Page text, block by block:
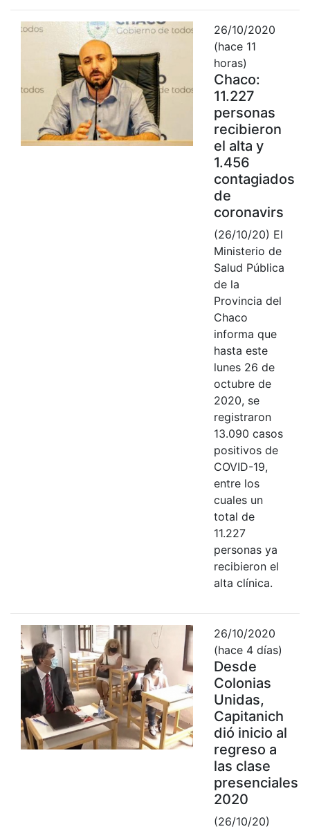
26/10/2020
(hace 11
horas)
Chaco:
11.227
personas
recibieron
el alta y
1.456
contagiados
de
coronavirs
(26/10/20) El
Ministerio de
Salud Pública
de la
Provincia del
Chaco
informa que
hasta este
lunes 26 de
octubre de
2020, se
registraron
13.090 casos
positivos de
COVID-19,
entre los
cuales un
total de
11.227
personas ya
recibieron el
alta clínica.
26/10/2020
(hace 4 días)
Desde
Colonias
Unidas,
Capitanich
dió inicio al
regreso a
las clase
presenciales
2020
(26/10/20)